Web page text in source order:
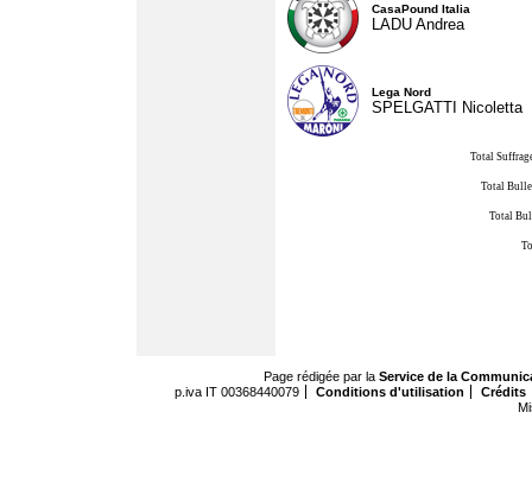
CasaPound Italia
LADU Andrea
Lega Nord
SPELGATTI Nicoletta
Total
Total
Total
Page rédigée par la Service de la
p.iva IT 00368440079
Conditions d'utilisation
Crédits